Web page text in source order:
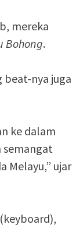
mereka
Bohong.
beat-nya juga
ke dalam
semangat
Melayu,” ujar